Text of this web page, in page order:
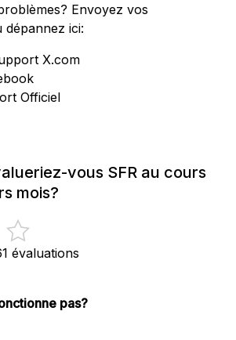
Envoyez vos
dépannez ici:
X.com
Officiel
vous SFR au cours
mois?
évaluations
pas?